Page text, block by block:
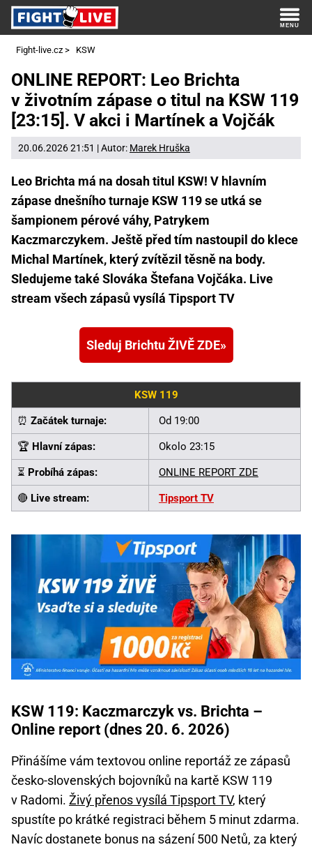
Fight-live.cz > KSW
ONLINE REPORT: Leo Brichta
v životním zápase o titul na KSW 119
[23:15]. V akci i Martínek a Vojčák
20.06.2026 21:51 | Autor: Marek Hruška
Leo Brichta má na dosah titul KSW! V hlavním
zápase dnešního turnaje KSW 119 se utká se
šampionem pérové váhy, Patrykem
Kaczmarczykem. Ještě před tím nastoupil do klece
Michal Martínek, který zvítězil těsně na body.
Sledujeme také Slováka Štefana Vojčáka. Live
stream všech zápasů vysílá Tipsport TV
Sleduj Brichtu ŽIVĚ ZDE
KSW 119
⏰ Začátek turnaje: Od 19:00
🏆 Hlavní zápas: Okolo 23:15
⏳ Probíhá zápas: ONLINE REPORT ZDE
🔴 Live stream: Tipsport TV
KSW 119: Kaczmarczyk vs. Brichta –
Online report (dnes 20. 6. 2026)
Přinášíme vám textovou online reportáž ze zápasů
česko-slovenských bojovníků na kartě KSW 119
v Radomi. Živý přenos vysílá Tipsport TV, který
spustíte po krátké registraci během 5 minut zdarma.
Navíc dostanete bonus na sázení 500 Netů, za který